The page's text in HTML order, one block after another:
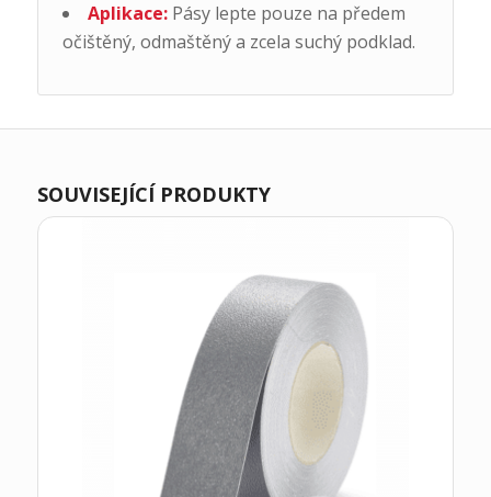
Aplikace:Pásy lepte pouze na předem
očištěný, odmaštěný a zcela suchý podklad.
SOUVISEJÍCÍ PRODUKTY